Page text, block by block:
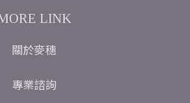
LINK
關於麥穗
專業諮詢